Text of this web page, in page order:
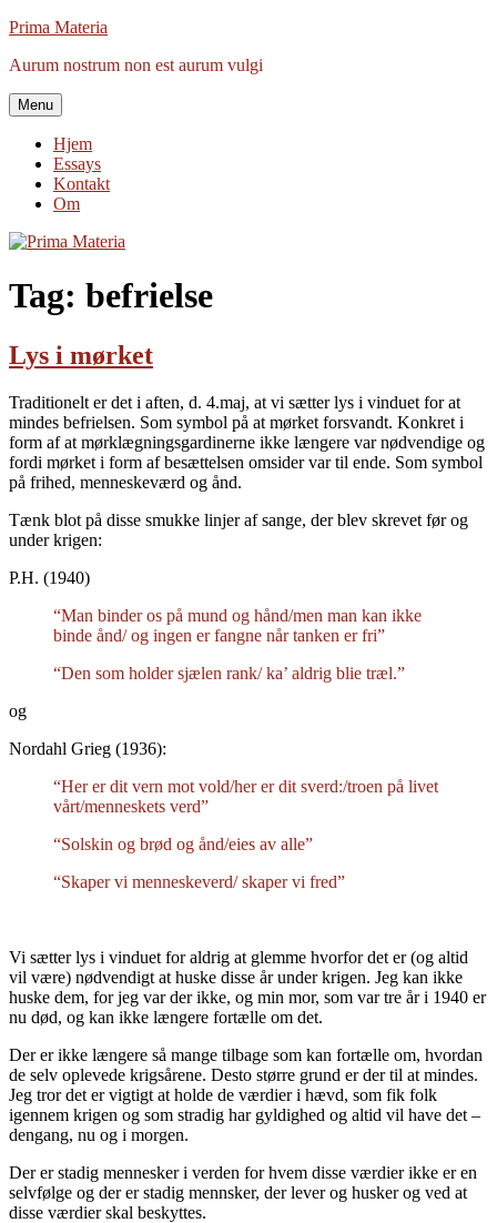
Videre
indhold
Prima Materia
Aurum nostrum non est aurum vulgi
Menu
Hjem
Essays
Kontakt
Om
Tag: befrielse
Lys i mørket
Traditionelt er det i aften, d. 4.maj, at vi sætter lys i vinduet for at
mindes befrielsen. Som symbol på at mørket forsvandt. Konkret i
form af at mørklægningsgardinerne ikke længere var nødvendige og
fordi mørket i form af besættelsen omsider var til ende. Som symbol
på frihed, menneskeværd og ånd.
Tænk blot på disse smukke linjer af sange, der blev skrevet før og
under krigen:
P.H. (1940)
“Man binder os på mund og hånd/men man kan ikke
binde ånd/ og ingen er fangne når tanken er fri”
“Den som holder sjælen rank/ ka’ aldrig blie træl.”
og
Nordahl Grieg (1936):
“Her er dit vern mot vold/her er dit sverd:/troen på livet
vårt/menneskets verd”
“Solskin og brød og ånd/eies av alle”
“Skaper vi menneskeverd/ skaper vi fred”
Vi sætter lys i vinduet for aldrig at glemme hvorfor det er (og altid
vil være) nødvendigt at huske disse år under krigen. Jeg kan ikke
huske dem, for jeg var der ikke, og min mor, som var tre år i 1940 er
nu død, og kan ikke længere fortælle om det.
Der er ikke længere så mange tilbage som kan fortælle om, hvordan
de selv oplevede krigsårene. Desto større grund er der til at mindes.
Jeg tror det er vigtigt at holde de værdier i hævd, som fik folk
igennem krigen og som stradig har gyldighed og altid vil have det –
dengang, nu og i morgen.
Der er stadig mennesker i verden for hvem disse værdier ikke er en
selvfølge og der er stadig mennsker, der lever og husker og ved at
disse værdier skal beskyttes.